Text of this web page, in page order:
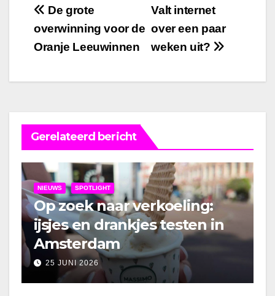
Bericht
navigatie
Valt internet
over een paar
weken uit?
De grote
overwinning voor de
Oranje Leeuwinnen
Gerelateerd bericht
NIEUWS SPOTLIGHT
Op zoek naar verkoeling:
ijsjes en drankjes testen in
Amsterdam
25 JUNI 2026